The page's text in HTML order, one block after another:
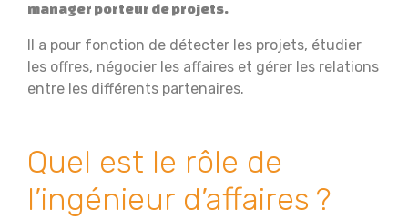
manager porteur de projets.
Il a pour fonction de détecter les projets, étudier
les offres, négocier les affaires et gérer les relations
entre les différents partenaires.
Quel est le rôle de
l’ingénieur d’affaires ?